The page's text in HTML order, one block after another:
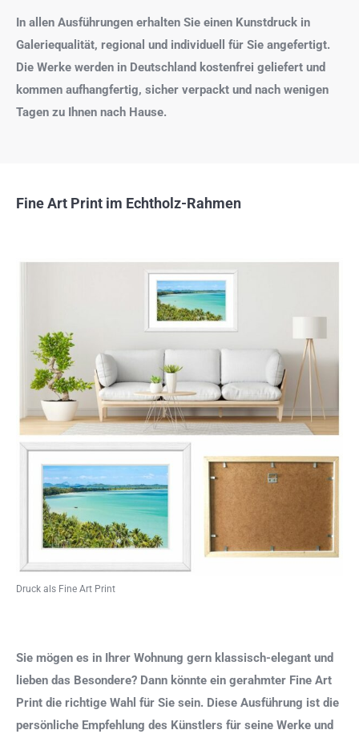
In allen Ausführungen erhalten Sie einen Kunstdruck in
Galeriequalität, regional und individuell für Sie angefertigt.
Die Werke werden in Deutschland kostenfrei geliefert und
kommen aufhangfertig, sicher verpackt und nach wenigen
Tagen zu Ihnen nach Hause.
Fine Art Print im Echtholz-Rahmen
Druck als Fine Art Print
Sie mögen es in Ihrer Wohnung gern klassisch-elegant und
lieben das Besondere? Dann könnte ein gerahmter Fine Art
Print die richtige Wahl für Sie sein. Diese Ausführung ist die
persönliche Empfehlung des Künstlers für seine Werke und